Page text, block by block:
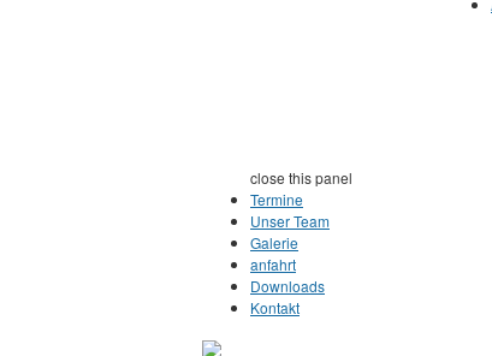
close this panel
Termine
Unser Team
Galerie
anfahrt
Downloads
Kontakt